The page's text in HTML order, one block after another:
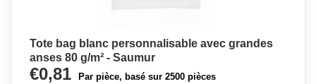
Tote bag blanc personnalisable avec grandes
anses 80 g/m² - Saumur
€0,81 Par pièce, basé sur 2500 pièces